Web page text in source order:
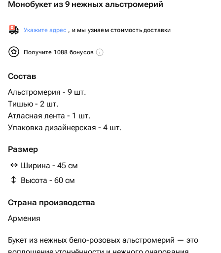
Монобукет из 9 нежных альстромерий
Укажите адрес , и мы узнаем стоимость доставки
Получите 1088 бонусов
Состав
Альстромерия - 9 шт.
Тишью - 2 шт.
Атласная лента - 1 шт.
Упаковка дизайнерская - 4 шт.
Размер
Ширина - 45 см
Высота - 60 см
Страна производства
Армения
Букет из нежных бело-розовых альстромерий — это